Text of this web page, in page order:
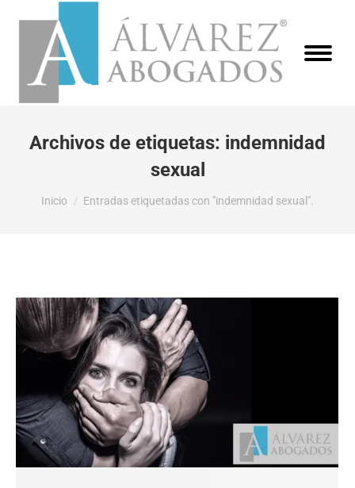
Archivos de etiquetas: indemnidad
sexual
Estás aquí:
Inicio Entradas etiquetadas con "indemnidad sexual".